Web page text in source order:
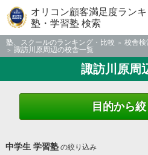
オリコン顧客満足度ラン
塾・学習塾 検索
塾、スクールのランキング・比較 校舎検
諏訪川原周辺の校舎一覧
諏訪川原周
目的から
中学生 学習塾の絞り込み